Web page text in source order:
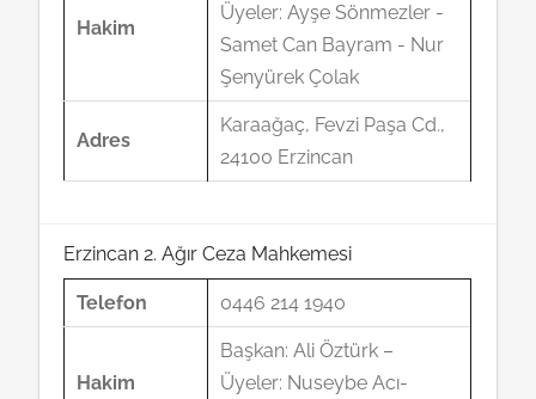
Hakim
Üyeler: Ayşe Sönmezler -
Samet Can Bayram - Nur
Şenyürek Çolak
Adres
Karaağaç, Fevzi Paşa Cd.,
24100 Erzincan
Erzincan 2. Ağır Ceza Mahkemesi
Telefon 0446 214 1940
Hakim
Başkan: Ali Öztürk –
Üyeler: Nuseybe Acı-